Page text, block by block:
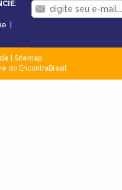
:
Sitemap
do EncontraBrasil